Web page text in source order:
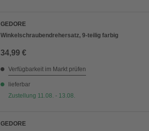
GEDORE
Winkelschraubendrehersatz, 9-teilig farbig
34,99 €
Verfügbarkeit im Markt prüfen
lieferbar
Zustellung 11.08. - 13.08.
GEDORE